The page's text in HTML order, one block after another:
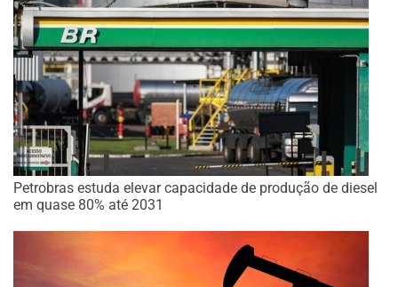
Petrobras estuda elevar capacidade de produção de diesel
em quase 80% até 2031